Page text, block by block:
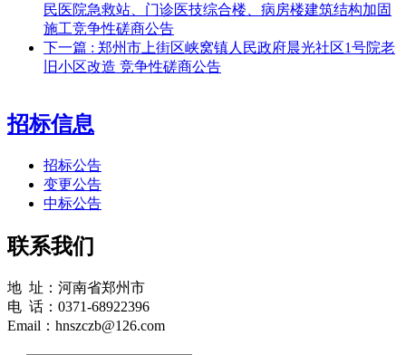
民医院急救站、门诊医技综合楼、病房楼建筑结构加固
施工竞争性磋商公告
下一篇 : 郑州市上街区峡窝镇人民政府晨光社区1号院老
旧小区改造 竞争性磋商公告
招标信息
招标公告
变更公告
中标公告
联系我们
地 址：河南省郑州市
电 话：0371-68922396
Email：hnszczb@126.com